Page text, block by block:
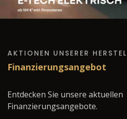
AKTIONEN UNSERER
Finanzierungsangebot
Entdecken Sie unsere aktuellen
Finanzierungsangebote.